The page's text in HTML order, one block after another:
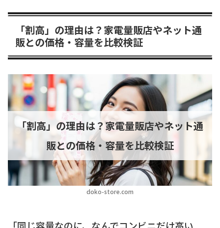
「割高」の理由は？家電量販店やネット通
販との価格・容量を比較検証
doko-store.com
「割高」の理由は？家電量販店やネット通
販との価格・容量を比較検証
「同じ容量なのに、なんでコンビニだけ高い